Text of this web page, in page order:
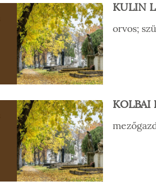
KULIN
orvos;
KOLBAI